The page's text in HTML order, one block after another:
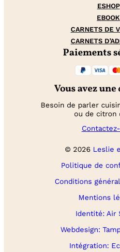
ESHOP
EBOOK
CARNETS DE
CARNETS
Paiements
Vous avez
Besoin de parler
ou de citron
© 2026 Leslie
Politique de
Conditions
Mentions
Identité: Air
Webdesign:
Intégration: